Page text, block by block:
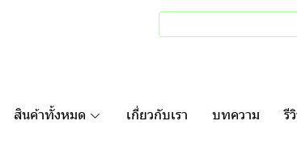
สินค้าทั้งหมด เกี่ยวกับเรา บทความ รี